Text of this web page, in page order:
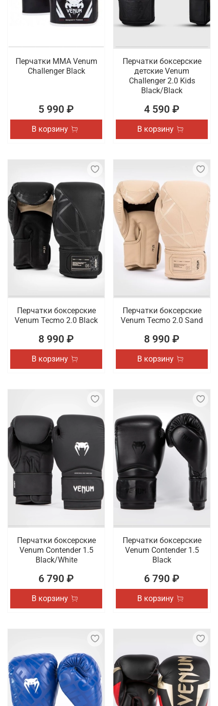
Перчатки ММА Venum
Challenger Black
5 990 ₽
В корзину
Перчатки боксерские
детские Venum
Challenger 2.0 Kids
Black/Black
4 590 ₽
В корзину
Перчатки боксерские
Venum Tecmo 2.0 Black
8 990 ₽
В корзину
Перчатки боксерские
Venum Tecmo 2.0 Sand
8 990 ₽
В корзину
Перчатки боксерские
Venum Contender 1.5
Black/White
6 790 ₽
В корзину
Перчатки боксерские
Venum Contender 1.5
Black
6 790 ₽
В корзину